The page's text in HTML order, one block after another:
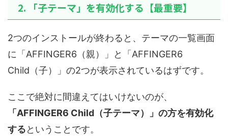
2. 「子テーマ」を有効化する【最重要】
2つのインストールが終わると、テーマの一覧画面
に「AFFINGER6（親）」と「AFFINGER6
Child（子）」の2つが表示されているはずです。
ここで絶対に間違えてはいけないのが、
「AFFINGER6 Child（子テーマ）」の方を有効化
するということです。